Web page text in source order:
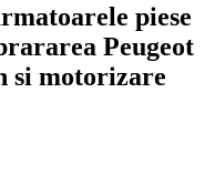
piese
Peugeot
si motorizare